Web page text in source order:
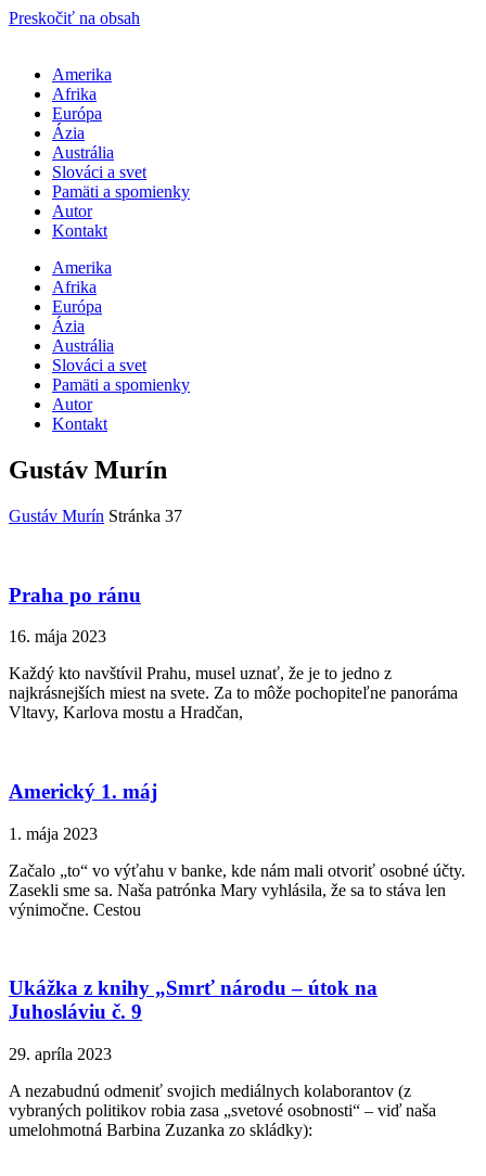
Preskočiť na obsah
Amerika
Afrika
Európa
Ázia
Austrália
Slováci a svet
Pamäti a spomienky
Autor
Kontakt
Amerika
Afrika
Európa
Ázia
Austrália
Slováci a svet
Pamäti a spomienky
Autor
Kontakt
Gustáv Murín
Gustáv Murín Stránka 37
Praha po ránu
16. mája 2023
Každý kto navštívil Prahu, musel uznať, že je to jedno z
najkrásnejších miest na svete. Za to môže pochopiteľne panoráma
Vltavy, Karlova mostu a Hradčan,
Americký 1. máj
1. mája 2023
Začalo „to“ vo výťahu v banke, kde nám mali otvoriť osobné účty.
Zasekli sme sa. Naša patrónka Mary vyhlásila, že sa to stáva len
výnimočne. Cestou
Ukážka z knihy „Smrť národu – útok na
Juhosláviu č. 9
29. apríla 2023
A nezabudnú odmeniť svojich mediálnych kolaborantov (z
vybraných politikov robia zasa „svetové osobnosti“ – viď naša
umelohmotná Barbina Zuzanka zo skládky):